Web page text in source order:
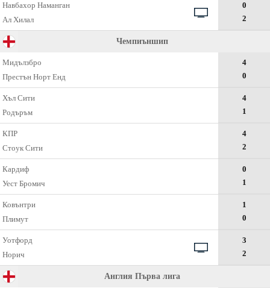
Навбахор Наманган
Ал Хилал
0
2
Чемпиъншип
Мидълзбро
Престън Норт Енд
4
0
Хъл Сити
Родъръм
4
1
КПР
Стоук Сити
4
2
Кардиф
Уест Бромич
0
1
Ковънтри
Плимут
1
0
Уотфорд
Норич
3
2
Англия Първа лига